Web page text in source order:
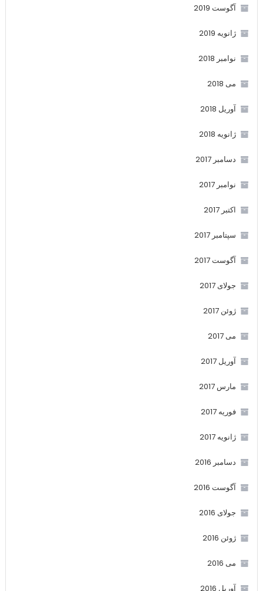
آگوست 2019
ژانویه 2019
نوامبر 2018
می 2018
آوریل 2018
ژانویه 2018
دسامبر 2017
نوامبر 2017
اکتبر 2017
سپتامبر 2017
آگوست 2017
جولای 2017
ژوئن 2017
می 2017
آوریل 2017
مارس 2017
فوریه 2017
ژانویه 2017
دسامبر 2016
آگوست 2016
جولای 2016
ژوئن 2016
می 2016
آوریل 2016